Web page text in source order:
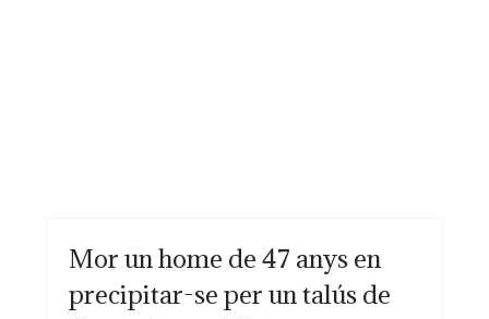
Mor un home de 47 anys en
precipitar-se per un talús de